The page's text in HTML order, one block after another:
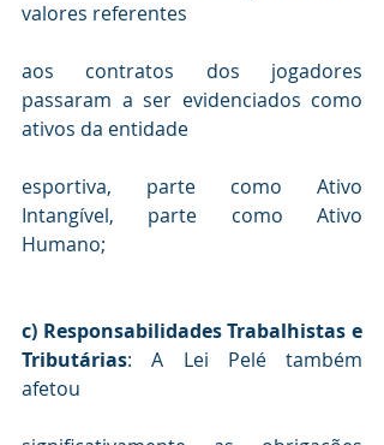
aos contratos dos jogadores
passaram a ser evidenciados como
esportiva, parte como Ativo
Intangível, parte como Ativo
Humano;
c) Responsabilidades Trabalhistas e
Tributárias: A Lei Pelé também